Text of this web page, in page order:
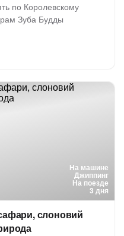
по Королевскому
Зуба Будды
На машине
Джиппинг
На поезде
3 дня
слоновий